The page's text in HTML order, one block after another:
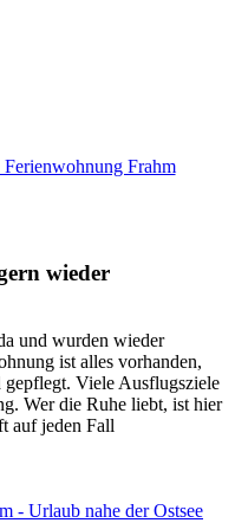
Frahm
wieder
und wurden wieder
ist alles vorhanden,
gepflegt. Viele Ausflugsziele
Wer die Ruhe liebt, ist hier
auf jeden Fall
- Urlaub nahe der Ostsee